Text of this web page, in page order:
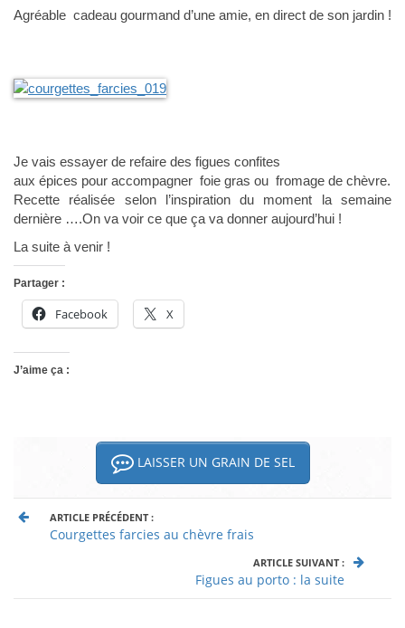
Agréable cadeau gourmand d’une amie, en direct de son jardin !
Je vais essayer de refaire des figues confites
aux épices pour accompagner foie gras ou fromage de chèvre.
Recette réalisée selon l’inspiration du moment la semaine
dernière ….On va voir ce que ça va donner aujourd’hui !
La suite à venir !
Partager :
Facebook X
J’aime ça :
LAISSER UN GRAIN DE SEL
ARTICLE PRÉCÉDENT :
Courgettes farcies au chèvre frais
ARTICLE SUIVANT :
Figues au porto : la suite